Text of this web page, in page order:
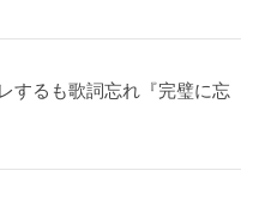
するも歌詞忘れ『完璧に忘